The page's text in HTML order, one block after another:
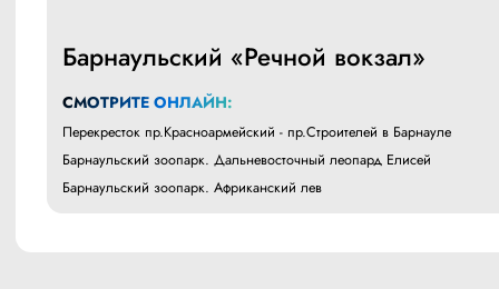
Барнаульский «Речной вокзал»
СМОТРИТЕ ОНЛАЙН:
Перекресток пр.Красноармейский - пр.Строителей в Барнауле
Барнаульский зоопарк. Дальневосточный леопард Елисей
Барнаульский зоопарк. Африканский лев